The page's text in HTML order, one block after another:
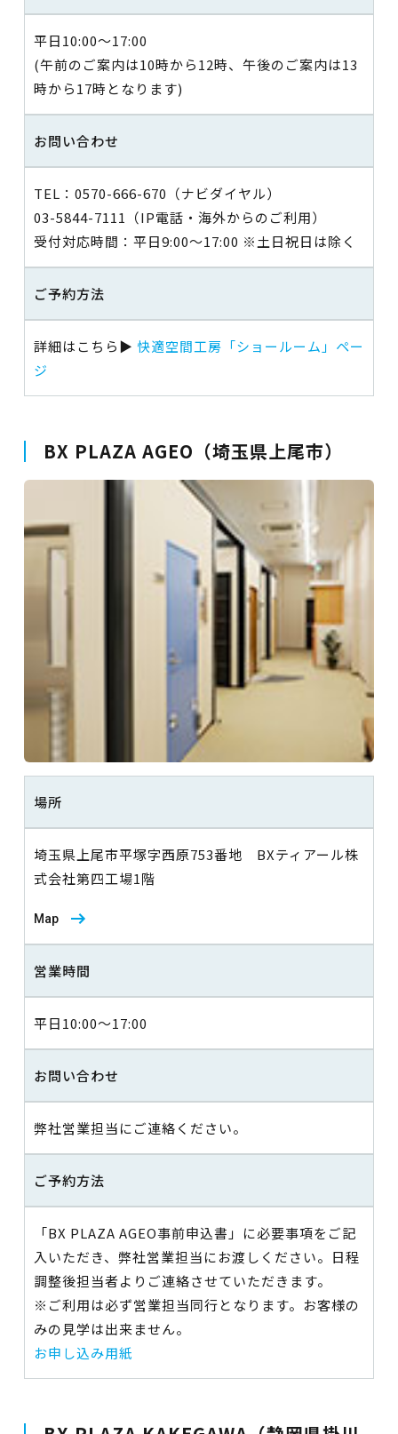
平日10:00～17:00
(午前のご案内は10時から12時、午後のご案内は13
時から17時となります)
お問い合わせ
TEL：0570-666-670（ナビダイヤル）
03-5844-7111（IP電話・海外からのご利用）
受付対応時間：平日9:00～17:00 ※土日祝日は除く
ご予約方法
詳細はこちら▶ 快適空間工房「ショールーム」ペー
ジ
BX PLAZA AGEO（埼玉県上尾市）
場所
埼玉県上尾市平塚字西原753番地 BXティアール株
式会社第四工場1階
Map
営業時間
平日10:00～17:00
お問い合わせ
弊社営業担当にご連絡ください。
ご予約方法
「BX PLAZA AGEO事前申込書」に必要事項をご記
入いただき、弊社営業担当にお渡しください。日程
調整後担当者よりご連絡させていただきます。
※ご利用は必ず営業担当同行となります。お客様の
みの見学は出来ません。
お申し込み用紙